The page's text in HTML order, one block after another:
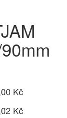
Kč
Kč